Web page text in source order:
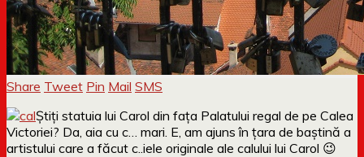
Share Tweet Pin Mail SMS
Știți statuia lui Carol din fața Palatului regal de pe Calea
Victoriei? Da, aia cu c… mari. E, am ajuns în țara de baștină a
artistului care a făcut c..iele originale ale calului lui Carol 😉